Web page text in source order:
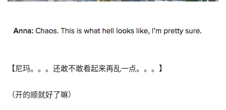
【尼玛。。。还敢不敢看起来再乱一点。。。】
（开的顺就好了嘛）